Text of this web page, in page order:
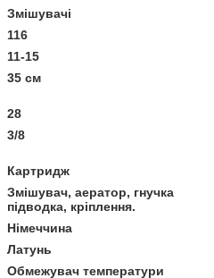
Змішувачі
116
11-15
35 см
28
3/8
Картридж
Змішувач, аератор, гнучка
підводка, кріплення.
Німеччина
Латунь
Обмежувач температури